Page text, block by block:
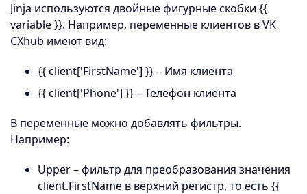
Jinja используются двойные фигурные скобки {{
variable }}. Например, переменные клиентов в VK
CXhub имеют вид:
{{ client['FirstName'] }} – Имя клиента
{{ client['Phone'] }} – Телефон клиента
В переменные можно добавлять фильтры.
Например:
Upper – фильтр для преобразования значения
client.FirstName в верхний регистр, то есть {{